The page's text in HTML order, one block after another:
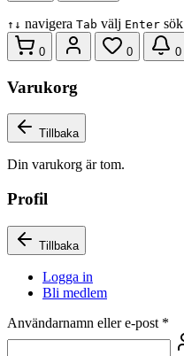
↑ ↓ navigera Tab välj Enter sök
0 0 0
Varukorg
Tillbaka
Din varukorg är tom.
Profil
Tillbaka
Logga in
Bli medlem
Användarnamn eller e-post *